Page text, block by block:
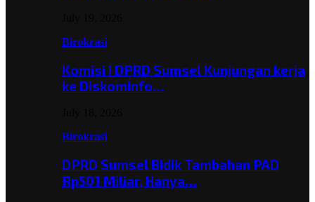
Birokrasi
Komisi I DPRD Sumsel Kunjungan kerja
ke Diskominfo…
Birokrasi
DPRD Sumsel Bidik Tambahan PAD
Rp501 Miliar, Hanya…